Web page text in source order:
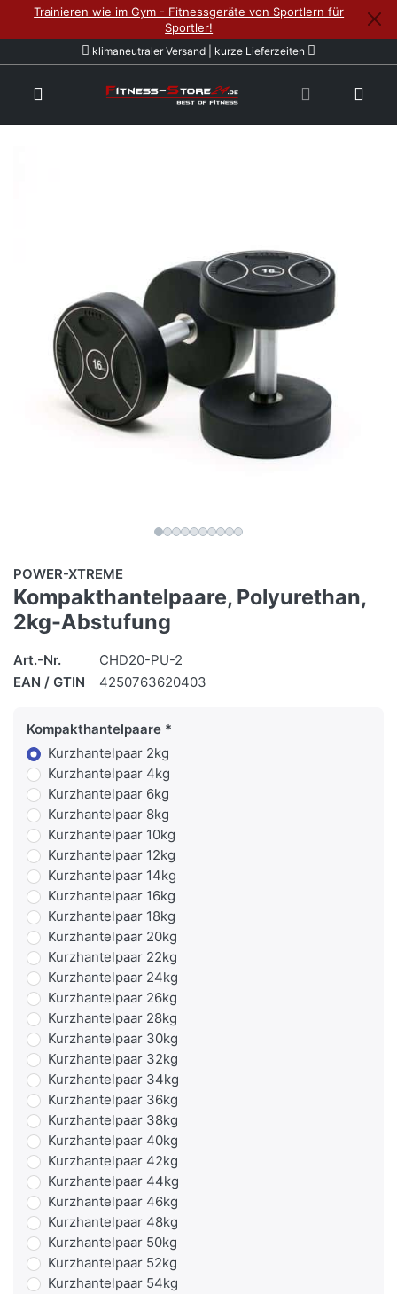
Trainieren wie im Gym - Fitnessgeräte von Sportlern für
Sportler!
klimaneutraler Versand | kurze Lieferzeiten
POWER-XTREME
Kompakthantelpaare, Polyurethan,
2kg-Abstufung
Art.-Nr.
CHD20-PU-2
EAN / GTIN
4250763620403
Kompakthantelpaare
Kurzhantelpaar 2kg
Kurzhantelpaar 4kg
Kurzhantelpaar 6kg
Kurzhantelpaar 8kg
Kurzhantelpaar 10kg
Kurzhantelpaar 12kg
Kurzhantelpaar 14kg
Kurzhantelpaar 16kg
Kurzhantelpaar 18kg
Kurzhantelpaar 20kg
Kurzhantelpaar 22kg
Kurzhantelpaar 24kg
Kurzhantelpaar 26kg
Kurzhantelpaar 28kg
Kurzhantelpaar 30kg
Kurzhantelpaar 32kg
Kurzhantelpaar 34kg
Kurzhantelpaar 36kg
Kurzhantelpaar 38kg
Kurzhantelpaar 40kg
Kurzhantelpaar 42kg
Kurzhantelpaar 44kg
Kurzhantelpaar 46kg
Kurzhantelpaar 48kg
Kurzhantelpaar 50kg
Kurzhantelpaar 52kg
Kurzhantelpaar 54kg